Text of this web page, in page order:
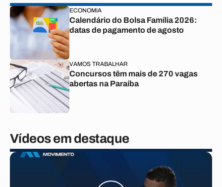
ECONOMIA
Calendário do Bolsa Família 2026:
datas de pagamento de agosto
VAMOS TRABALHAR
Concursos têm mais de 270 vagas
abertas na Paraíba
Vídeos em destaque